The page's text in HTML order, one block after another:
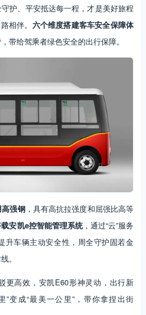
护、平安抵达每一程，才是美好旅程
相伴。 六个维度搭建客车安全保障体
带给驾乘者绿色安全的出行保障。
强钢，具有高抗拉强度和屈强比高等
安凯e控智能管理系统，通过“云”服务
升车辆主动安全性，周全守护固若金
。
更高效，安凯E60形神灵动，出行新
”变成“最美一公里”，带你拿捏出街